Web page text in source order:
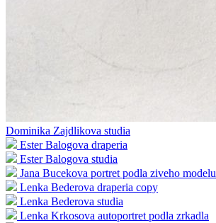
Dominika Zajdlikova studia
Ester Balogova draperia
Ester Balogova studia
Jana Bucekova portret podla ziveho modelu
Lenka Bederova draperia copy
Lenka Bederova studia
Lenka Krkosova autoportret podla zrkadla